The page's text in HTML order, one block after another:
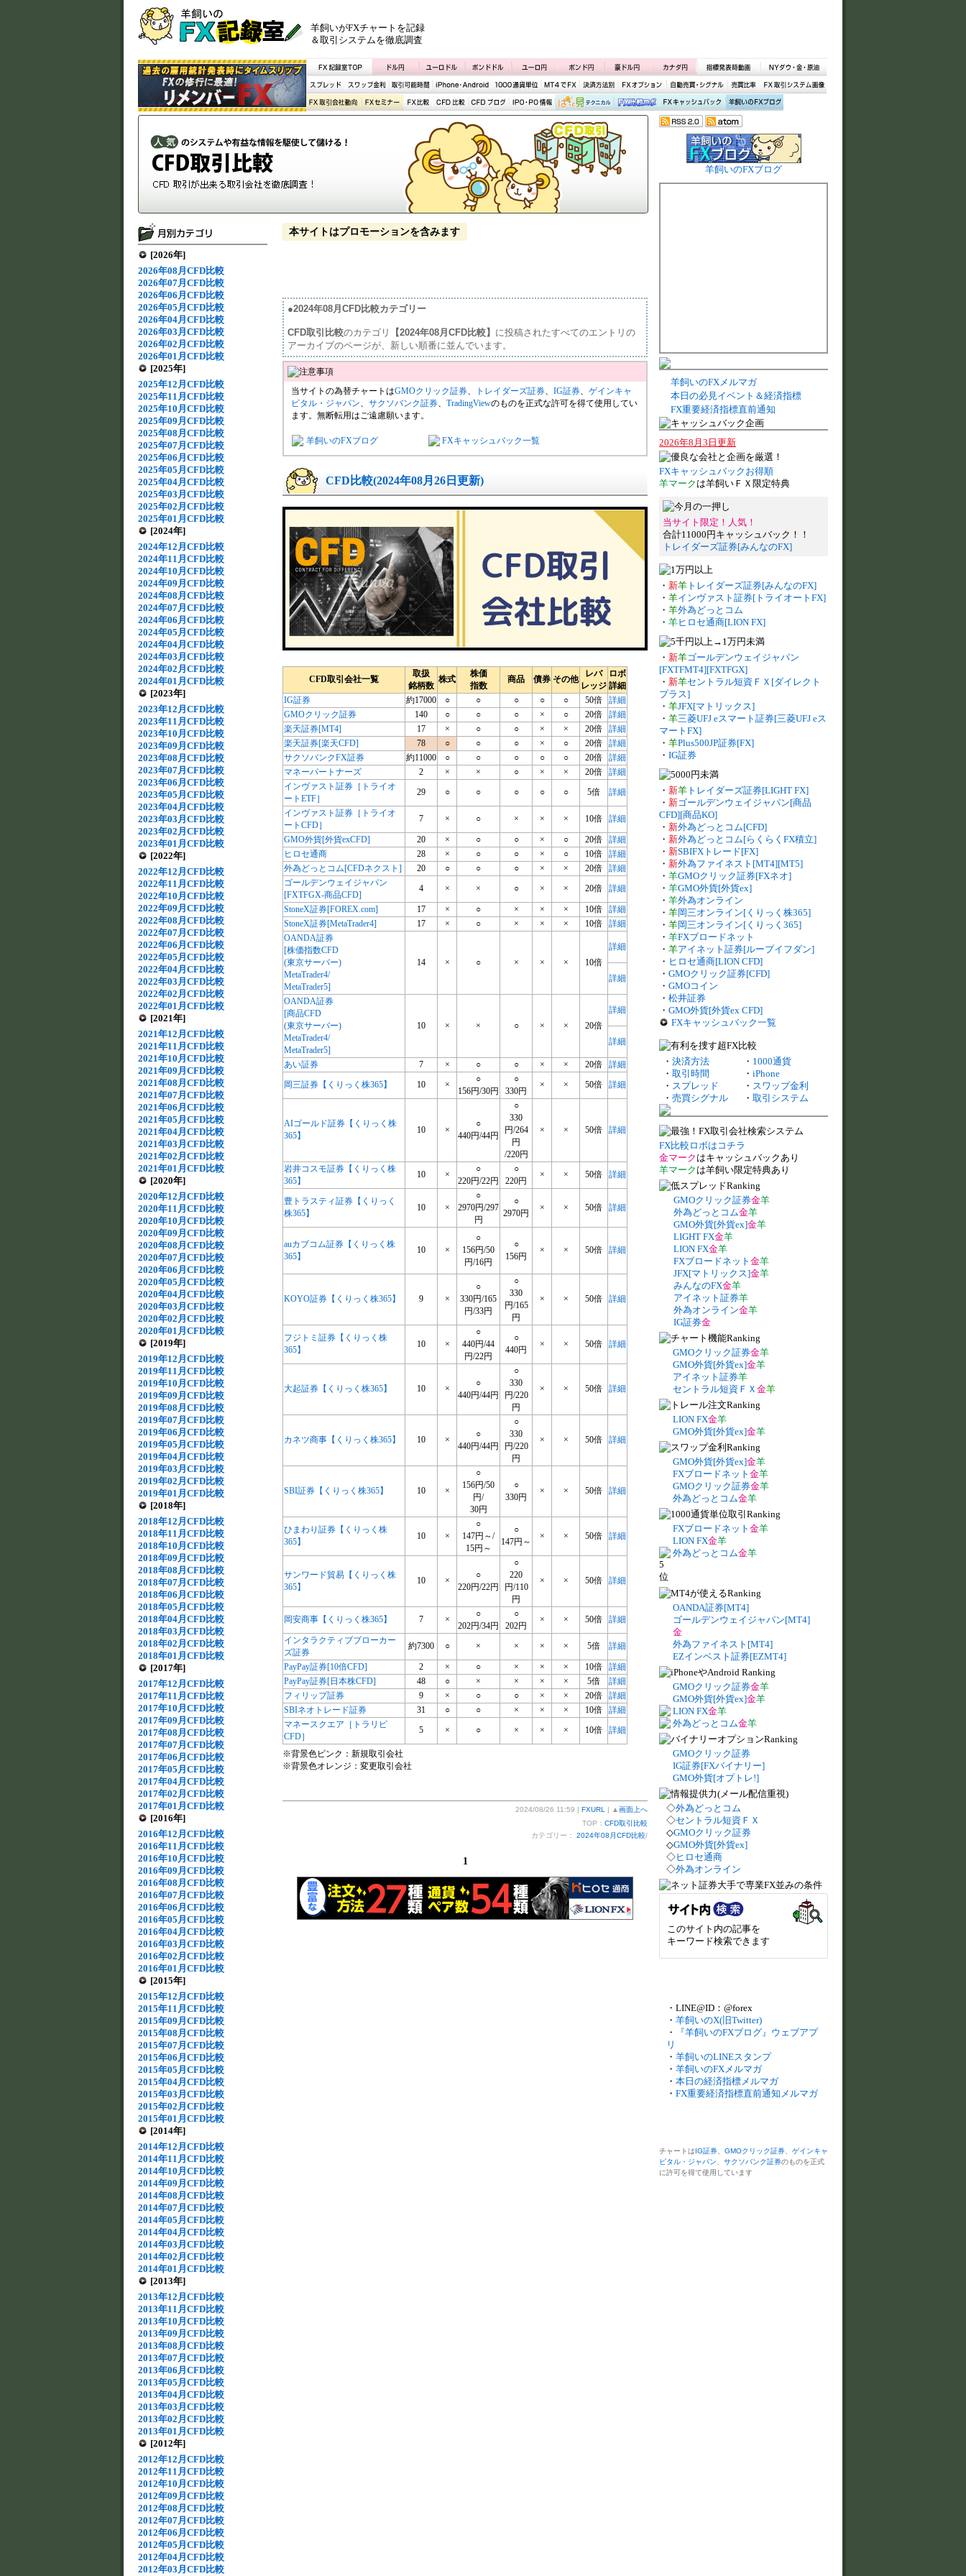
羊飼いがFXチャートを記録
＆取引システムを徹底調査
[2026年]
2026年08月CFD比較
2026年07月CFD比較
2026年06月CFD比較
2026年05月CFD比較
2026年04月CFD比較
2026年03月CFD比較
2026年02月CFD比較
2026年01月CFD比較
[2025年]
2025年12月CFD比較
2025年11月CFD比較
2025年10月CFD比較
2025年09月CFD比較
2025年08月CFD比較
2025年07月CFD比較
2025年06月CFD比較
2025年05月CFD比較
2025年04月CFD比較
2025年03月CFD比較
2025年02月CFD比較
2025年01月CFD比較
[2024年]
2024年12月CFD比較
2024年11月CFD比較
2024年10月CFD比較
2024年09月CFD比較
2024年08月CFD比較
2024年07月CFD比較
2024年06月CFD比較
2024年05月CFD比較
2024年04月CFD比較
2024年03月CFD比較
2024年02月CFD比較
2024年01月CFD比較
[2023年]
2023年12月CFD比較
2023年11月CFD比較
2023年10月CFD比較
2023年09月CFD比較
2023年08月CFD比較
2023年07月CFD比較
2023年06月CFD比較
2023年05月CFD比較
2023年04月CFD比較
2023年03月CFD比較
2023年02月CFD比較
2023年01月CFD比較
[2022年]
2022年12月CFD比較
2022年11月CFD比較
2022年10月CFD比較
2022年09月CFD比較
2022年08月CFD比較
2022年07月CFD比較
2022年06月CFD比較
2022年05月CFD比較
2022年04月CFD比較
2022年03月CFD比較
2022年02月CFD比較
2022年01月CFD比較
[2021年]
2021年12月CFD比較
2021年11月CFD比較
2021年10月CFD比較
2021年09月CFD比較
2021年08月CFD比較
2021年07月CFD比較
2021年06月CFD比較
2021年05月CFD比較
2021年04月CFD比較
2021年03月CFD比較
2021年02月CFD比較
2021年01月CFD比較
[2020年]
2020年12月CFD比較
2020年11月CFD比較
2020年10月CFD比較
2020年09月CFD比較
2020年08月CFD比較
2020年07月CFD比較
2020年06月CFD比較
2020年05月CFD比較
2020年04月CFD比較
2020年03月CFD比較
2020年02月CFD比較
2020年01月CFD比較
[2019年]
2019年12月CFD比較
2019年11月CFD比較
2019年10月CFD比較
2019年09月CFD比較
2019年08月CFD比較
2019年07月CFD比較
2019年06月CFD比較
2019年05月CFD比較
2019年04月CFD比較
2019年03月CFD比較
2019年02月CFD比較
2019年01月CFD比較
[2018年]
2018年12月CFD比較
2018年11月CFD比較
2018年10月CFD比較
2018年09月CFD比較
2018年08月CFD比較
2018年07月CFD比較
2018年06月CFD比較
2018年05月CFD比較
2018年04月CFD比較
2018年03月CFD比較
2018年02月CFD比較
2018年01月CFD比較
[2017年]
2017年12月CFD比較
2017年11月CFD比較
2017年10月CFD比較
2017年09月CFD比較
2017年08月CFD比較
2017年07月CFD比較
2017年06月CFD比較
2017年05月CFD比較
2017年04月CFD比較
2017年02月CFD比較
2017年01月CFD比較
[2016年]
2016年12月CFD比較
2016年11月CFD比較
2016年10月CFD比較
2016年09月CFD比較
2016年08月CFD比較
2016年07月CFD比較
2016年06月CFD比較
2016年05月CFD比較
2016年04月CFD比較
2016年03月CFD比較
2016年02月CFD比較
2016年01月CFD比較
[2015年]
2015年12月CFD比較
2015年11月CFD比較
2015年09月CFD比較
2015年08月CFD比較
2015年07月CFD比較
2015年06月CFD比較
2015年05月CFD比較
2015年04月CFD比較
2015年03月CFD比較
2015年02月CFD比較
2015年01月CFD比較
[2014年]
2014年12月CFD比較
2014年11月CFD比較
2014年10月CFD比較
2014年09月CFD比較
2014年08月CFD比較
2014年07月CFD比較
2014年05月CFD比較
2014年04月CFD比較
2014年03月CFD比較
2014年02月CFD比較
2014年01月CFD比較
[2013年]
2013年12月CFD比較
2013年11月CFD比較
2013年10月CFD比較
2013年09月CFD比較
2013年08月CFD比較
2013年07月CFD比較
2013年06月CFD比較
2013年05月CFD比較
2013年04月CFD比較
2013年03月CFD比較
2013年02月CFD比較
2013年01月CFD比較
[2012年]
2012年12月CFD比較
2012年11月CFD比較
2012年10月CFD比較
2012年09月CFD比較
2012年08月CFD比較
2012年07月CFD比較
2012年06月CFD比較
2012年05月CFD比較
2012年04月CFD比較
2012年03月CFD比較
本サイトはプロモーションを含みます
●2024年08月CFD比較カテゴリー
CFD取引比較のカテゴリ 【2024年08月CFD比較】 に投稿されたすべてのエントリの
アーカイブのページが、新しい順番に並んでいます。
当サイトの為替チャートはGMOクリック証券、 トレイダーズ証券、 IG証券、 ゲインキャ
ピタル・ジャパン、 サクソバンク証券、 TradingViewのものを正式な許可を得て使用してい
ます。無断転用はご遠慮願います。
羊飼いのFXブログ FXキャッシュバック一覧
CFD比較(2024年08月26日更新)
CFD取引会社一覧
取扱
銘柄数
株式
株価
指数
商品 債券 その他
レバ
レッジ
ロボ
詳細
IG証券
約17000 ○ ○ ○ ○ ○ 50倍
詳細
GMOクリック証券
140 ○ ○ ○ × ○ 20倍
詳細
楽天証券[MT4]
17 × ○ ○ × × 20倍
詳細
楽天証券[楽天CFD]
78 ○ ○ ○ × ○ 20倍
詳細
サクソバンクFX証券
約11000 ○ ○ ○ ○ ○ 20倍
詳細
マネーパートナーズ
2 × × ○ × × 20倍
詳細
インヴァスト証券［トライオ
ートETF］
29 ○ ○ ○ ○ ○ 5倍 詳細
インヴァスト証券［トライオ
ートCFD］
7 × ○ × × × 10倍 詳細
GMO外貨[外貨exCFD] 20 × ○ ○ × ○ 20倍
詳細
ヒロセ通商
28 × ○ ○ × ○ 10倍
詳細
外為どっとコム[CFDネクスト]
20 ○ ○ ○ × × 20倍
詳細
ゴールデンウェイジャパン
[FXTFGX-商品CFD]
4 × × ○ × × 20倍 詳細
StoneX証券[FOREX.com] 17 × ○ × × × 10倍
詳細
StoneX証券[MetaTrader4]
17 × ○ × × × 10倍
詳細
OANDA証券
[株価指数CFD
(東京サーバー)
MetaTrader4/
MetaTrader5]
14 × ○ × × × 10倍
詳細
詳細
OANDA証券
[商品CFD
(東京サーバー)
MetaTrader4/
MetaTrader5]
10 × × ○ × × 20倍
詳細
詳細
あい証券 7 × ○ ○ × × 20倍
詳細
岡三証券【くりっく株365】
10 ×
○
156円/30円
○
330円
× × 50倍 詳細
AIゴールド証券【くりっく株
365】
10 ×
○
440円/44円
○
330
円/264
円
/220円
× × 50倍 詳細
岩井コスモ証券【くりっく株
365】
10 ×
○
220円/22円
○
220円
× × 50倍 詳細
豊トラスティ証券【くりっく
株365】
10 ×
○
2970円/297
円
○
2970円
× × 50倍 詳細
auカブコム証券【くりっく株
365】
10 ×
○
156円/50
円/16円
○
156円
× × 50倍 詳細
KOYO証券【くりっく株365】 9 ×
○
330円/165
円/33円
○
330
円/165
円
× × 50倍 詳細
フジトミ証券【くりっく株
365】
10 ×
○
440円/44
円/22円
○
440円
× × 50倍 詳細
大起証券【くりっく株365】 10 ×
○
440円/44円
○
330
円/220
円
× × 50倍 詳細
カネツ商事【くりっく株365】 10 ×
○
440円/44円
○
330
円/220
円
× × 50倍 詳細
SBI証券【くりっく株365】 10 ×
○
156円/50
円/
30円
○
330円
× × 50倍 詳細
ひまわり証券【くりっく株
365】
10 ×
○
147円～/
15円～
○
147円～
× × 50倍 詳細
サンワード貿易【くりっく株
365】
10 ×
○
220円/22円
○
220
円/110
円
× × 50倍 詳細
岡安商事【くりっく株365】 7 ×
○
202円/34円
○
202円
× × 50倍 詳細
インタラクティブブローカー
ズ証券
約7300 ○ × × × × 5倍 詳細
PayPay証券[10倍CFD] 2 × ○ × × × 10倍
詳細
PayPay証券[日本株CFD]
48 ○ × × × × 5倍
詳細
フィリップ証券
9 × ○ ○ × × 20倍
詳細
SBIネオトレード証券
31 ○ ○ × × × 10倍
詳細
マネースクエア［トラリピ
CFD］
5 × ○ × × × 10倍 詳細
※背景色ピンク：新規取引会社
※背景色オレンジ：変更取引会社
2024/08/26 11:59 | FXURL | ▲ 画面上へ
TOP： CFD取引比較
カテゴリー： 2024年08月CFD比較/
1
羊飼いのFXブログ
羊飼いのFXメルマガ
本日の必見イベント＆経済指標
FX重要経済指標直前通知
2026年8月3日更新
FXキャッシュバックお得順
羊マーク は羊飼いＦＸ限定特典
当サイト限定！人気！
合計11000円キャッシュバック！！
トレイダーズ証券[みんなのFX]
・ 新羊 トレイダーズ証券[みんなのFX]
・ 羊インヴァスト証券[トライオートFX]
・ 羊外為どっとコム
・ 羊ヒロセ通商[LION FX]
・ 新羊ゴールデンウェイジャパン
[FXTFMT4][FXTFGX]
・ 新羊セントラル短資ＦＸ[ダイレクト
プラス]
・ 羊JFX[マトリックス]
・ 羊三菱UFJ eスマート証券[三菱UFJ eス
マートFX]
・ 羊Plus500JP証券[FX]
・ IG証券
・ 新羊 トレイダーズ証券[LIGHT FX]
・ 新ゴールデンウェイジャパン[商品
CFD][商品KO]
・ 新外為どっとコム[CFD]
・ 新外為どっとコム[らくらくFX積立]
・ 新SBIFXトレード[FX]
・ 新外為ファイネスト[MT4][MT5]
・ 羊GMOクリック証券[FXネオ]
・ 羊GMO外貨[外貨ex]
・ 羊外為オンライン
・ 羊岡三オンライン[くりっく株365]
・ 羊岡三オンライン[くりっく365]
・ 羊FXブロードネット
・ 羊アイネット証券[ループイフダン]
・ ヒロセ通商[LION CFD]
・ GMOクリック証券[CFD]
・ GMOコイン
・ 松井証券
・ GMO外貨[外貨ex CFD]
FXキャッシュバック一覧
・ 決済方法 ・ 1000通貨
・ 取引時間 ・ iPhone
・ スプレッド ・ スワップ金利
・ 売買シグナル ・ 取引システム
FX比較ロボはコチラ
金マーク はキャッシュバックあり
羊マーク は羊飼い限定特典あり
GMOクリック証券金羊
外為どっとコム金羊
GMO外貨[外貨ex]金羊
LIGHT FX金羊
LION FX金羊
FXブロードネット 金羊
JFX[マトリックス]金羊
みんなのFX金羊
アイネット証券羊
外為オンライン金羊
IG証券金
GMOクリック証券金羊
GMO外貨[外貨ex]金羊
アイネット証券羊
セントラル短資ＦＸ 金羊
LION FX金羊
GMO外貨[外貨ex]金羊
GMO外貨[外貨ex]金羊
FXブロードネット 金羊
GMOクリック証券金羊
外為どっとコム金羊
FXブロードネット 金羊
LION FX金羊
外為どっとコム金羊
OANDA証券[MT4]
ゴールデンウェイジャパン[MT4]
金
外為ファイネスト[MT4]
EZインベスト証券[EZMT4]
GMOクリック証券金羊
GMO外貨[外貨ex]金羊
LION FX金羊
外為どっとコム金羊
GMOクリック証券
IG証券[FXバイナリー]
GMO外貨[オプトレ!]
◇外為どっとコム
◇セントラル短資ＦＸ
◇GMOクリック証券
◇GMO外貨[外貨ex]
◇ヒロセ通商
◇外為オンライン
このサイト内の記事を
キーワード検索できます
・LINE@ID：@forex
・ 羊飼いのX(旧Twitter)
・
『羊飼いのFXブログ』ウェブアプ
リ
・ 羊飼いのLINEスタンプ
・ 羊飼いのFXメルマガ
・ 本日の経済指標メルマガ
・ FX重要経済指標直前通知メルマガ
チャートはIG証券 GMOクリック証券
ゲインキャ
ピタル・ジャパン
サクソバンク証券のものを正式
に許可を得て使用しています